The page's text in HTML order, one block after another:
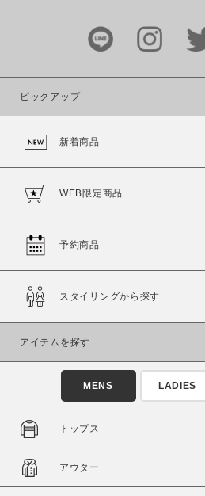
ピックアップ
新着商品
WEB限定商品
予約商品
スタイリングから探す
アイテムを探す
MENS LADIES
トップス
アウター